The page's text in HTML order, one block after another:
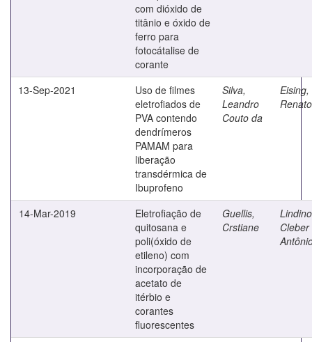
com dióxido de
titânio e óxido de
ferro para
fotocátalise de
corante
13-Sep-2021
Uso de filmes
eletrofiados de
PVA contendo
dendrímeros
PAMAM para
liberação
transdérmica de
Ibuprofeno
Silva,
Leandro
Couto da
Eising,
Renato
14-Mar-2019
Eletrofiação de
quitosana e
poli(óxido de
etileno) com
incorporação de
acetato de
itérbio e
corantes
fluorescentes
Guellis,
Crstiane
Cleber